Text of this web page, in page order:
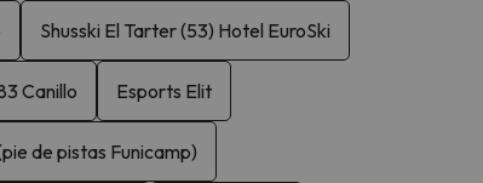
Shusski El Tarter (53) Hotel EuroSki
Canillo Esports Elit
de pistas Funicamp)